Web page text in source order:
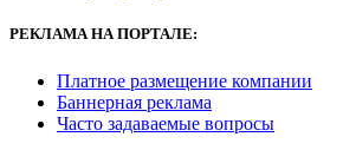
РЕКЛАМАНА ПОРТАЛЕ:
Платное размещение компании
Баннерная реклама
Часто задаваемые вопросы